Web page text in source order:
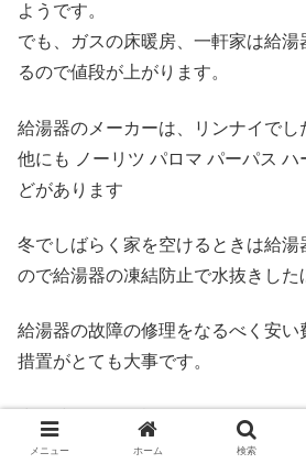
ようです。
でも、ガスの床暖房、一軒家は給
るので値段が上がります。
給湯器のメーカーは、リンナイでし
他にも ノーリツ パロマ パーパス ハ
どがあります
冬でしばらく家を空けるときは給湯
ので給湯器の凍結防止で水抜きした
給湯器の故障の修理をなるべく安
措置がとても大事です。
少し時間的に余裕があるなら給湯器
で下調べするのもおすすめです。
メニュー ホーム 検索